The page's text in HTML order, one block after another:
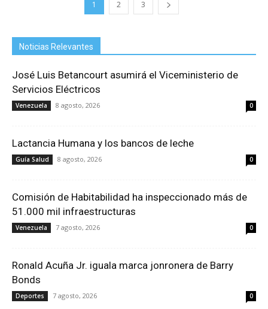
1 2 3
Noticias Relevantes
José Luis Betancourt asumirá el Viceministerio de
Servicios Eléctricos
Venezuela 8 agosto, 2026 0
Lactancia Humana y los bancos de leche
Guía Salud 8 agosto, 2026 0
Comisión de Habitabilidad ha inspeccionado más de
51.000 mil infraestructuras
Venezuela 7 agosto, 2026 0
Ronald Acuña Jr. iguala marca jonronera de Barry
Bonds
Deportes 7 agosto, 2026 0